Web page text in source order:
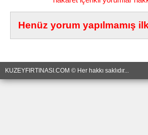
Henüz yorum yapılmamış
KUZEYFIRTINASI.COM © Her hakkı saklıdır...